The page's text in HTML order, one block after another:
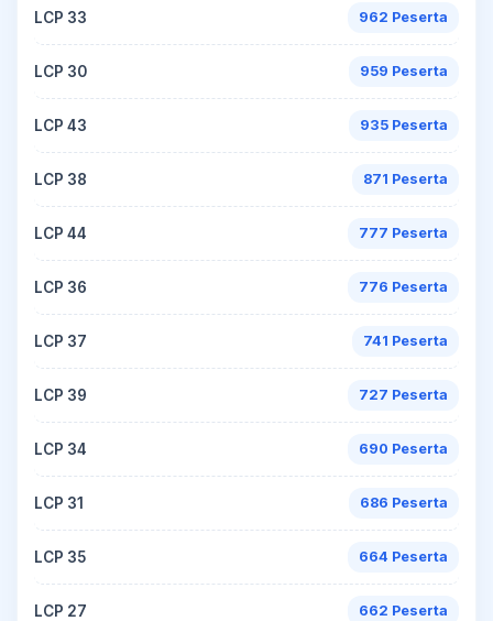
LCP 33 962 Peserta
LCP 30 959 Peserta
LCP 43 935 Peserta
LCP 38 871 Peserta
LCP 44 777 Peserta
LCP 36 776 Peserta
LCP 37 741 Peserta
LCP 39 727 Peserta
LCP 34 690 Peserta
LCP 31 686 Peserta
LCP 35 664 Peserta
LCP 27 662 Peserta